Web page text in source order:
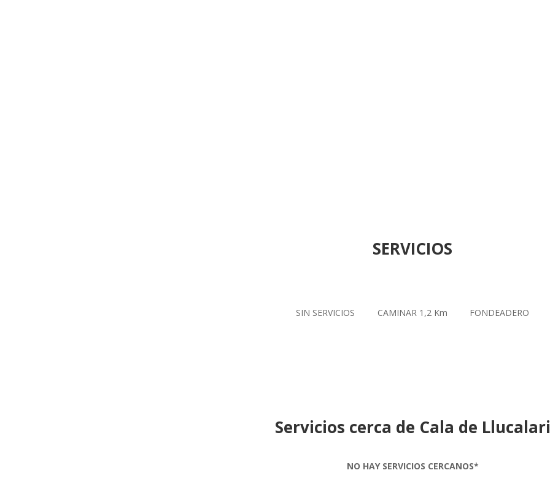
SERVICIOS
SIN SERVICIOS CAMINAR 1,2 Km FONDEADERO
Servicios cerca de Cala de Llucalari
NO HAY SERVICIOS CERCANOS*